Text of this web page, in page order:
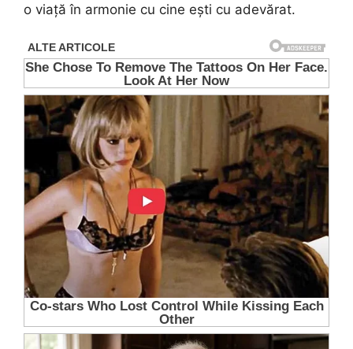
o viață în armonie cu cine ești cu adevărat.